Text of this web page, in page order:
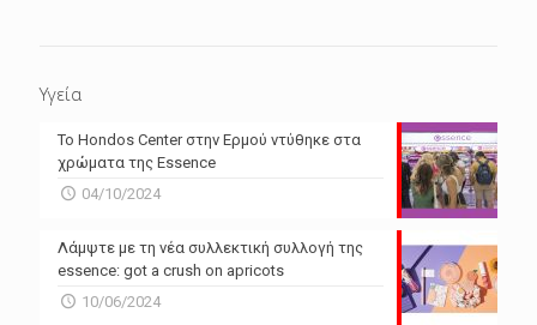
Υγεία
Το Hondos Center στην Ερμού ντύθηκε στα
χρώματα της Essence
04/10/2024
Λάμψτε με τη νέα συλλεκτική συλλογή της
essence: got a crush on apricots
10/06/2024